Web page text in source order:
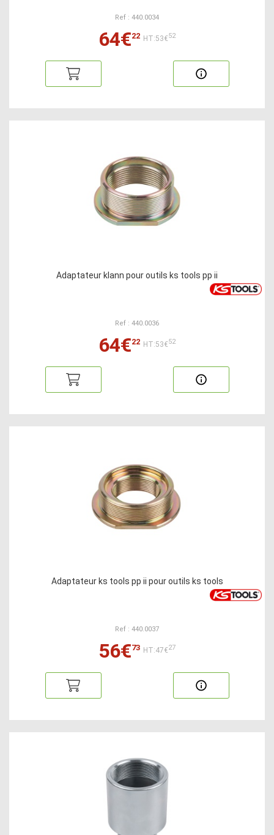
Ref : 440.0034
64€22 HT:53€52
Adaptateur klann pour outils ks tools pp ii
Ref : 440.0036
64€22 HT:53€52
Adaptateur ks tools pp ii pour outils ks tools
Ref : 440.0037
56€73 HT:47€27